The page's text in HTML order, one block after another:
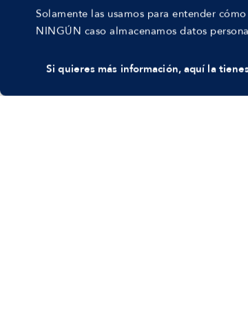
Solamente las usamos para entender
NINGÚN caso almacenamos datos
Si quieres más información, aquí la
2026 Manfred Tech S.L.U.
Términos de usoPolítica de PrivacidadCookies